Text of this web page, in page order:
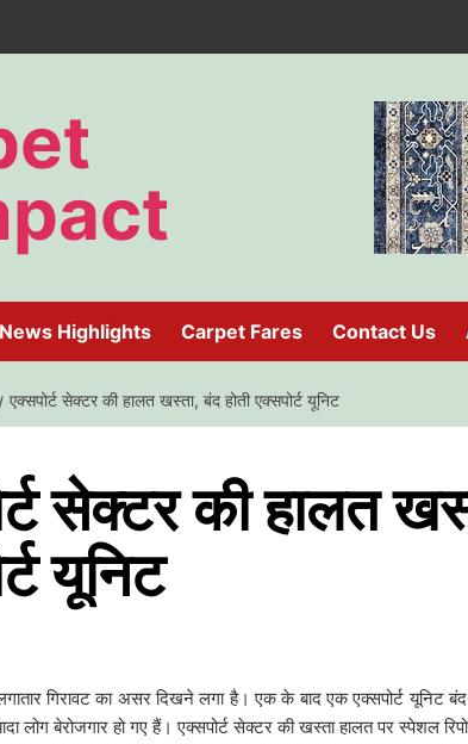
Highlights Carpet Fares Contact Us
एक्सपोर्ट सेक्टर की हालत खस्ता, बंद होती एक्सपोर्ट यूनिट
सेक्टर की हालत
यूनिट
गिरावट का असर दिखने लगा है। एक के बाद एक एक्सपोर्ट यूनिट
लोग बेरोजगार हो गए हैं। एक्सपोर्ट सेक्टर की खस्ता हालत पर स्पेशल